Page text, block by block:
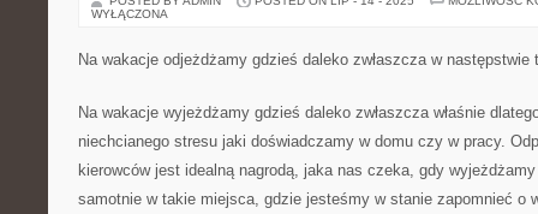
WYŁĄCZONA
Na wakacje odjeżdżamy gdzieś daleko zwłaszcza w następstwie
Na wakacje wyjeżdżamy gdzieś daleko zwłaszcza właśnie
niechcianego stresu jaki doświadczamy w domu czy w pracy.
kierowców jest idealną nagrodą, jaka nas czeka, gdy
samotnie w takie miejsca, gdzie jesteśmy w stanie zapomnieć o